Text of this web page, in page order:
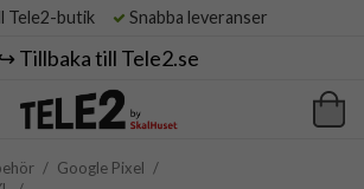
Tele2-butik Snabba leveranser
↪️ Tillbaka till Tele2.se
/ Google Pixel /